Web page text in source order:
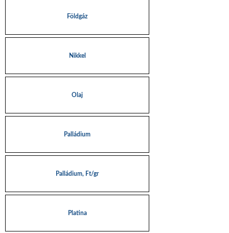
Földgáz
Nikkel
Olaj
Palládium
Palládium, Ft/gr
Platina